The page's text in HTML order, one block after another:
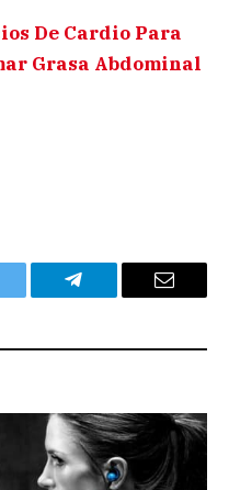
De Cardio Para
Grasa Abdominal
Telegram Email